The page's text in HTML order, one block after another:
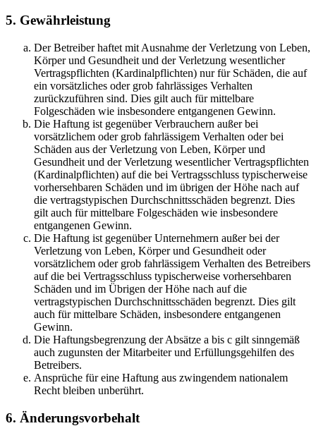
5. Gewährleistung
Der Betreiber haftet mit Ausnahme der Verletzung von Leben,
Körper und Gesundheit und der Verletzung wesentlicher
Vertragspflichten (Kardinalpflichten) nur für Schäden, die auf
ein vorsätzliches oder grob fahrlässiges Verhalten
zurückzuführen sind. Dies gilt auch für mittelbare
Folgeschäden wie insbesondere entgangenen Gewinn.
Die Haftung ist gegenüber Verbrauchern außer bei
vorsätzlichem oder grob fahrlässigem Verhalten oder bei
Schäden aus der Verletzung von Leben, Körper und
Gesundheit und der Verletzung wesentlicher Vertragspflichten
(Kardinalpflichten) auf die bei Vertragsschluss typischerweise
vorhersehbaren Schäden und im übrigen der Höhe nach auf
die vertragstypischen Durchschnittsschäden begrenzt. Dies
gilt auch für mittelbare Folgeschäden wie insbesondere
entgangenen Gewinn.
Die Haftung ist gegenüber Unternehmern außer bei der
Verletzung von Leben, Körper und Gesundheit oder
vorsätzlichem oder grob fahrlässigem Verhalten des Betreibers
auf die bei Vertragsschluss typischerweise vorhersehbaren
Schäden und im Übrigen der Höhe nach auf die
vertragstypischen Durchschnittsschäden begrenzt. Dies gilt
auch für mittelbare Schäden, insbesondere entgangenen
Gewinn.
Die Haftungsbegrenzung der Absätze a bis c gilt sinngemäß
auch zugunsten der Mitarbeiter und Erfüllungsgehilfen des
Betreibers.
Ansprüche für eine Haftung aus zwingendem nationalem
Recht bleiben unberührt.
6. Änderungsvorbehalt